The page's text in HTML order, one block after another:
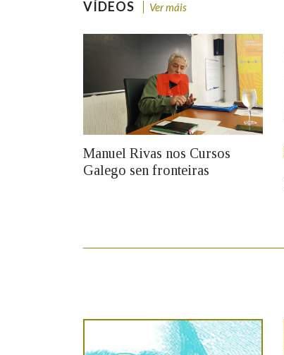
VÍDEOS Ver máis
Manuel Rivas nos Cursos
Galego sen fronteiras